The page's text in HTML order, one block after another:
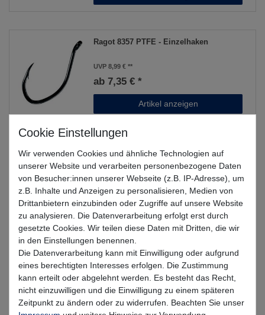
Ragot 8357 PTFE - Einzelhaken
UVP 8,99 €
ab 7,35 € *
Artikel anzeigen
Ragot 7264 BN - Einzelhaken
ab 5,14 € *
Artikel anzeigen
Ragot 7560 BN - Drillingshaken
UVP 17,39 €
ab 14,22 € *
Wir verwenden Cookies und ähnliche Technologien auf
unserer Website und verarbeiten personenbezogene Daten
von Besucher:innen unserer Webseite (z.B. IP-Adresse), um
z.B. Inhalte und Anzeigen zu personalisieren, Medien von
Drittanbietern einzubinden oder Zugriffe auf unsere Website
zu analysieren. Die Datenverarbeitung erfolgt erst durch
gesetzte Cookies. Wir teilen diese Daten mit Dritten, die wir
in den Einstellungen benennen.
Die Datenverarbeitung kann mit Einwilligung oder aufgrund
eines berechtigten Interesses erfolgen. Die Zustimmung
kann erteilt oder abgelehnt werden. Es besteht das Recht,
nicht einzuwilligen und die Einwilligung zu einem späteren
Zeitpunkt zu ändern oder zu widerrufen. Beachten Sie unser